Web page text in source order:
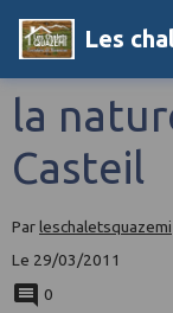
Les
la
Casteil
Parleschaletsquazemi
Le 29/03/2011
0